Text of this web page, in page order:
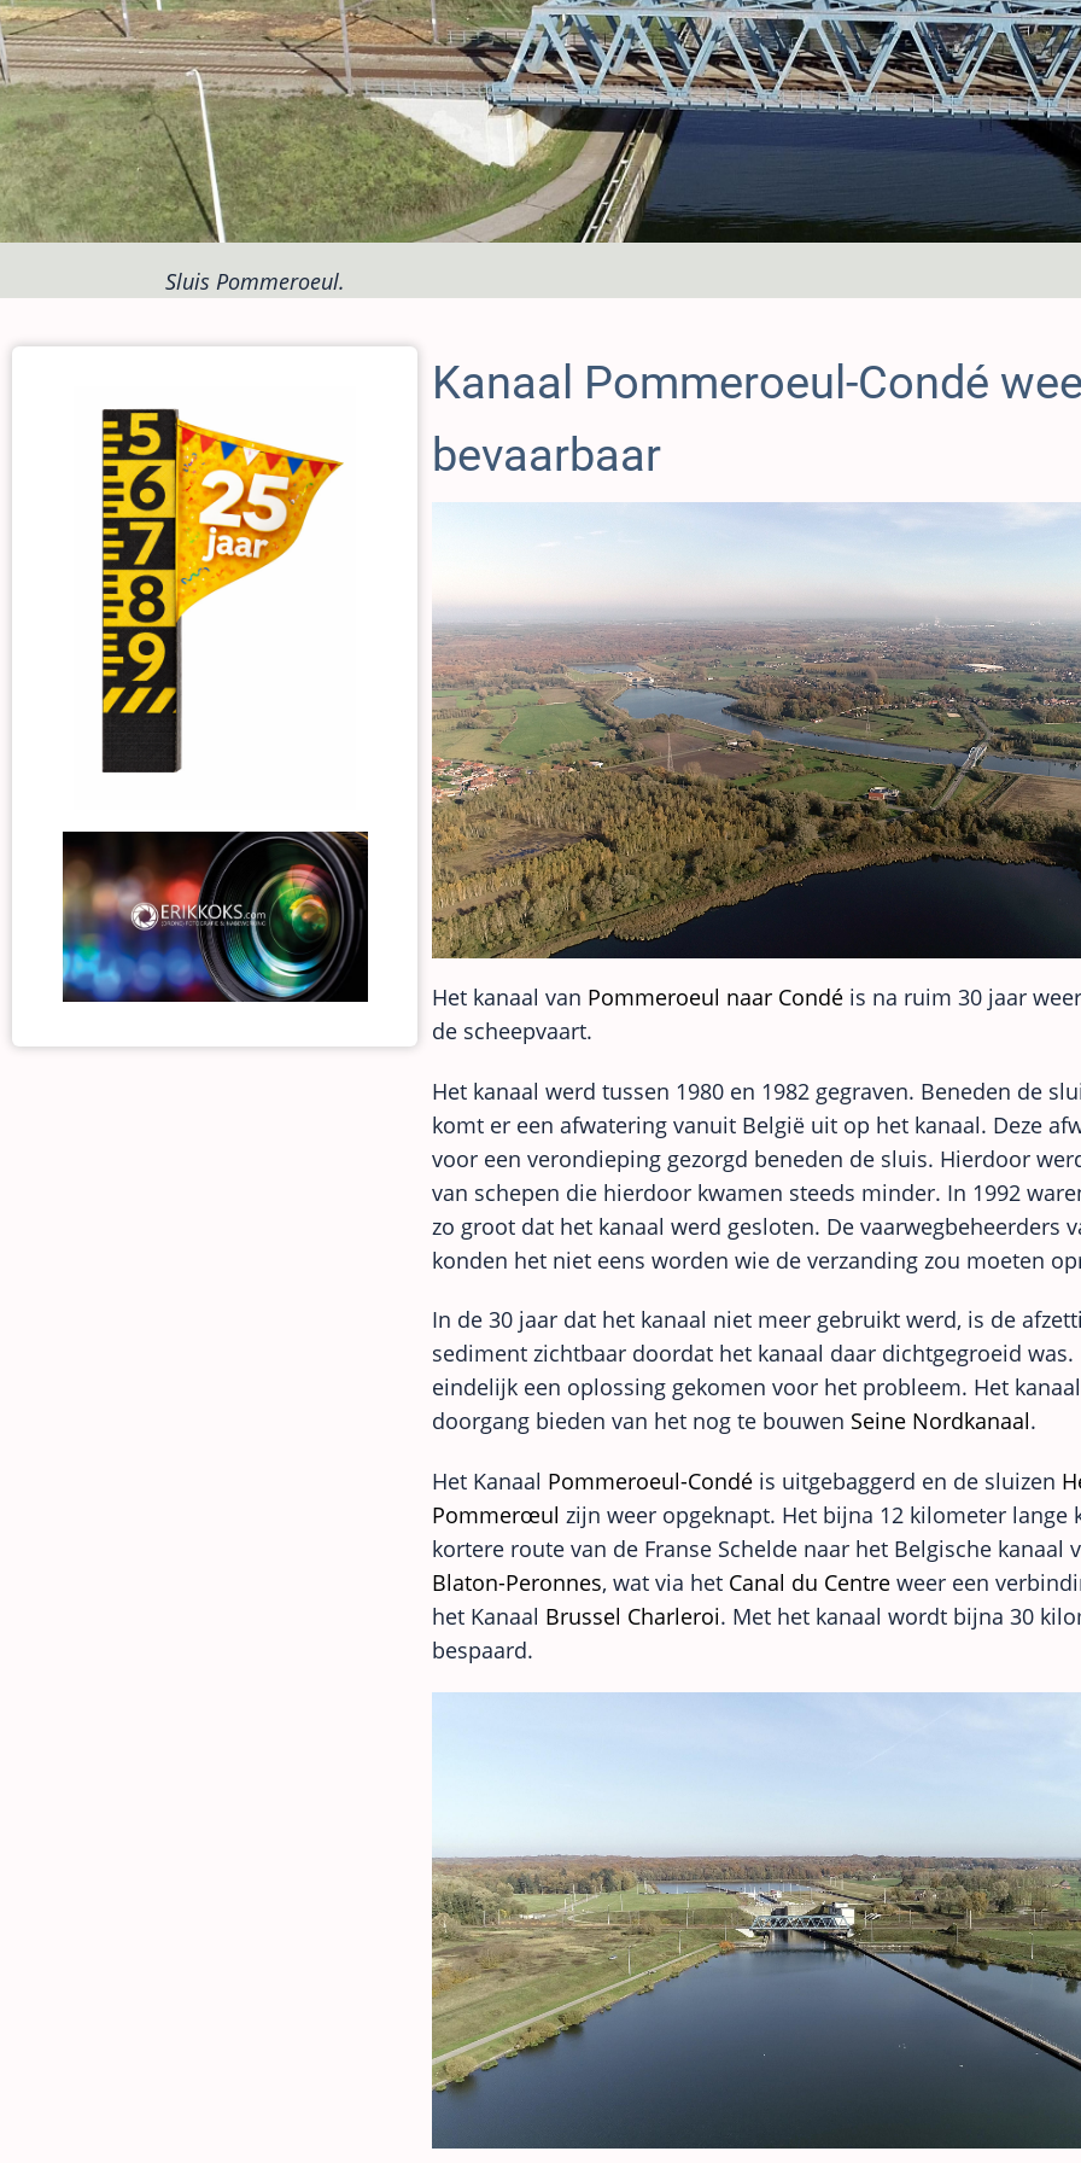
Sluis Pommeroeul.
Kanaal Pommeroeul-Condé
bevaarbaar
Het kanaal van Pommeroeul naar Condéis na ruim 30 jaar
de scheepvaart.
Het kanaal werd tussen 1980 en 1982 gegraven. Beneden de
komt er een afwatering vanuit België uit op het kanaal. Deze
voor een verondieping gezorgd beneden de sluis. Hierdoor
van schepen die hierdoor kwamen steeds minder. In 1992
zo groot dat het kanaal werd gesloten. De vaarwegbeheerders
konden het niet eens worden wie de verzanding zou moeten
In de 30 jaar dat het kanaal niet meer gebruikt werd, is de
sediment zichtbaar doordat het kanaal daar dichtgegroeid was.
eindelijk een oplossing gekomen voor het probleem. Het
doorgang bieden van het nog te bouwen Seine Nordkanaal.
Het Kanaal Pommeroeul-Condéis uitgebaggerd en de sluizen
Pommerœul zijn weer opgeknapt. Het bijna 12 kilometer lange
kortere route van de Franse Schelde naar het Belgische kanaal
Blaton-Peronnes, wat via het Canal du Centreweer een
het Kanaal Brussel Charleroi. Met het kanaal wordt bijna 30
bespaard.